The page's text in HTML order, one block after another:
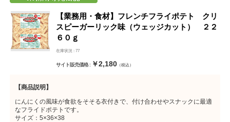
【業務用・食材】フレンチフライポテト クリ
スピーガーリック味（ウェッジカット） ２２
６０ｇ
在庫状況 : 77
サイト販売価格 : ￥2,180（税込）
【商品説明】
にんにくの風味が食欲をそそる衣付きで、付け合わせやスナックに最適
なフライドポテトです。
サイズ：5×36×38